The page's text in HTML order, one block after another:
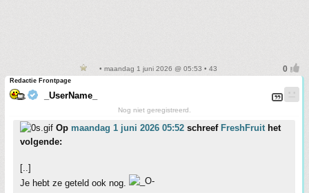
• maandag 1 juni 2026 @ 05:53 • 43
Redactie Frontpage
_UserName_
Nog niet geregistreerd.
Op maandag 1 juni 2026 05:52 schreef FreshFruithet
volgende:
[..]
Je hebt ze geteld ook nog.